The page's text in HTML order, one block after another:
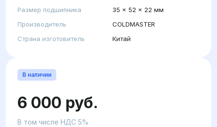
Размер подшипника
35 x 52 x 22 мм
Производитель
COLDMASTER
Страна изготовитель
Китай
В наличии
6 000 руб.
В том числе НДС 5%